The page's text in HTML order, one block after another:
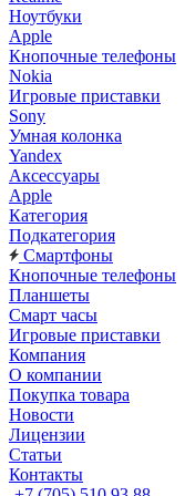
Ноутбуки
Apple
Кнопочные телефоны
Nokia
Игровые приставки
Sony
Умная колонка
Yandex
Аксессуары
Apple
Категория
Подкатегория
Смартфоны
Кнопочные телефоны
Планшеты
Смарт часы
Игровые приставки
Компания
О компании
Покупка товара
Новости
Лицензии
Статьи
Контакты